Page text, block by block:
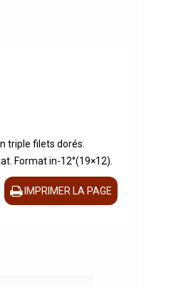
triple filets dorés.
Format in-12°(19×12).
IMPRIMER LA PAGE